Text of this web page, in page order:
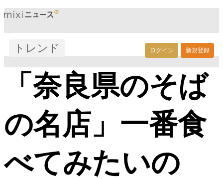
ログイン 新規登録
トレンド
「奈良県のそば
の名店」一番食
べてみたいの